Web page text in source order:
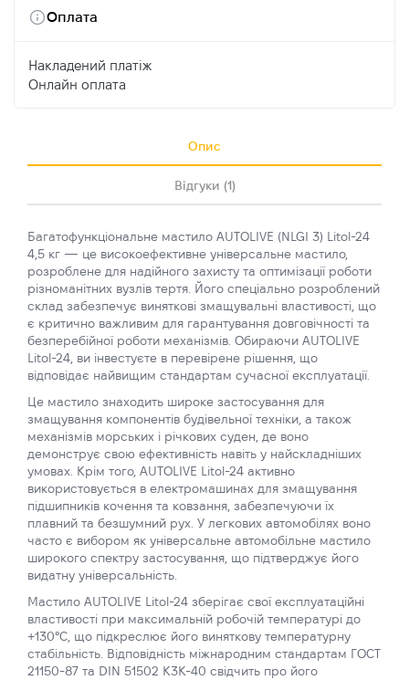
Оплата
Накладений платіж
Онлайн оплата
Опис
Відгуки (1)
Багатофункціональне мастило AUTOLIVE (NLGI 3) Litol-24
4,5 кг — це високоефективне універсальне мастило,
розроблене для надійного захисту та оптимізації роботи
різноманітних вузлів тертя. Його спеціально розроблений
склад забезпечує виняткові змащувальні властивості, що
є критично важливим для гарантування довговічності та
безперебійної роботи механізмів. Обираючи AUTOLIVE
Litol-24, ви інвестуєте в перевірене рішення, що
відповідає найвищим стандартам сучасної експлуатації.
Це мастило знаходить широке застосування для
змащування компонентів будівельної техніки, а також
механізмів морських і річкових суден, де воно
демонструє свою ефективність навіть у найскладніших
умовах. Крім того, AUTOLIVE Litol-24 активно
використовується в електромашинах для змащування
підшипників кочення та ковзання, забезпечуючи їх
плавний та безшумний рух. У легкових автомобілях воно
часто є вибором як універсальне автомобільне мастило
широкого спектру застосування, що підтверджує його
видатну універсальність.
Мастило AUTOLIVE Litol-24 зберігає свої експлуатаційні
властивості при максимальній робочій температурі до
+130°C, що підкреслює його виняткову температурну
стабільність. Відповідність міжнародним стандартам ГОСТ
21150-87 та DIN 51502 K3K-40 свідчить про його